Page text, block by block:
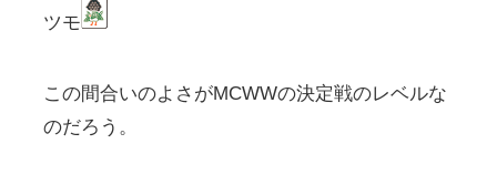
ツモ
この間合いのよさがMCWWの決定戦のレベルな
のだろう。